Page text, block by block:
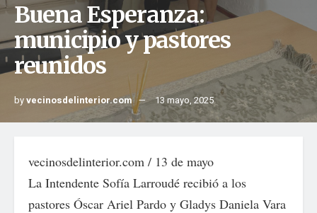
Buena Esperanza:
municipio y pastores
reunidos
byvecinosdelinterior.com 13 mayo, 2025
vecinosdelinterior.com / 13 de mayo
La Intendente Sofía Larroudé recibió a los
pastores Óscar Ariel Pardo y Gladys Daniela Vara